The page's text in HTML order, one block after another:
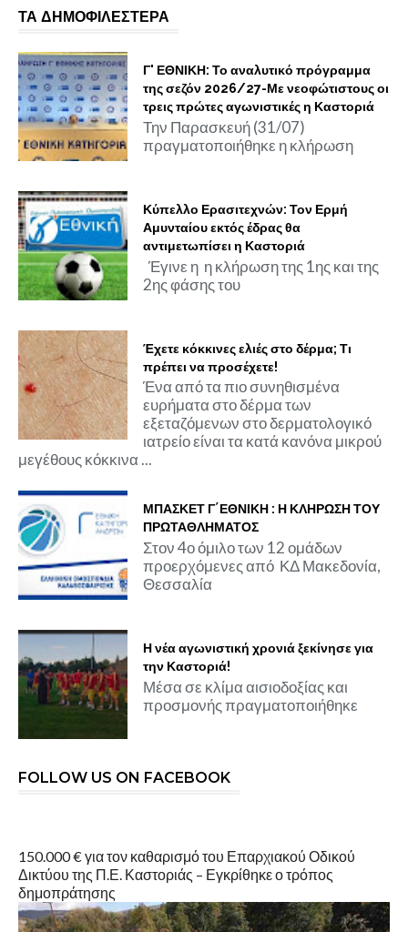
ΤΑ ΔΗΜΟΦΙΛΕΣΤΕΡΑ
Γ' ΕΘΝΙΚΗ: Το αναλυτικό πρόγραμμα
της σεζόν 2026/27-Με νεοφώτιστους οι
τρεις πρώτες αγωνιστικές η Καστοριά
Την Παρασκευή (31/07)
πραγματοποιήθηκε η κλήρωση
Κύπελλο Ερασιτεχνών: Τον Ερμή
Αμυνταίου εκτός έδρας θα
αντιμετωπίσει η Καστοριά
Έγινε η η κλήρωση της 1ης και της
2ης φάσης του
Έχετε κόκκινες ελιές στο δέρμα; Τι
πρέπει να προσέχετε!
Ένα από τα πιο συνηθισμένα
ευρήματα στο δέρμα των
εξεταζόμενων στο δερματολογικό
ιατρείο είναι τα κατά κανόνα μικρού
μεγέθους κόκκινα ...
ΜΠΑΣΚΕΤ Γ΄ΕΘΝΙΚΗ : Η ΚΛΗΡΩΣΗ ΤΟΥ
ΠΡΩΤΑΘΛΗΜΑΤΟΣ
Στον 4ο όμιλο των 12 ομάδων
προερχόμενες από ΚΔ Μακεδονία,
Θεσσαλία
Η νέα αγωνιστική χρονιά ξεκίνησε για
την Καστοριά!
Μέσα σε κλίμα αισιοδοξίας και
προσμονής πραγματοποιήθηκε
FOLLOW US ON FACEBOOK
150.000 € για τον καθαρισμό του Επαρχιακού Οδικού
Δικτύου της Π.Ε. Καστοριάς – Εγκρίθηκε ο τρόπος
δημοπράτησης